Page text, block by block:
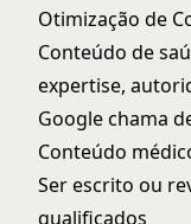
Otimização de
Conteúdo de
expertise,
Google chama
Conteúdo
Ser escrito ou
qualificados